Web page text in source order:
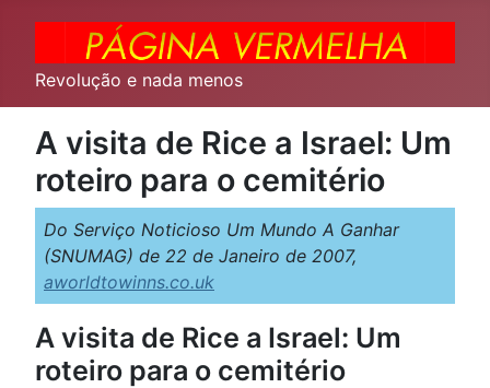
Revolução e nada menos
A visita de Rice a Israel: Um
roteiro para o cemitério
Do Serviço Noticioso Um Mundo A Ganhar
(SNUMAG) de 22 de Janeiro de 2007,
aworldtowinns.co.uk
A visita de Rice a Israel: Um
roteiro para o cemitério